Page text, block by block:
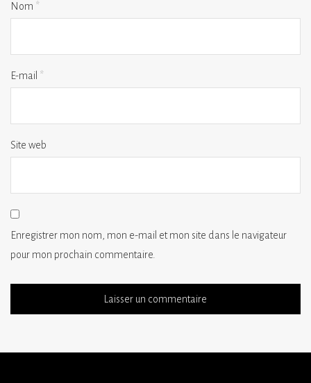
Nom *
E-mail *
Site web
Enregistrer mon nom, mon e-mail et mon site dans le navigateur
pour mon prochain commentaire.